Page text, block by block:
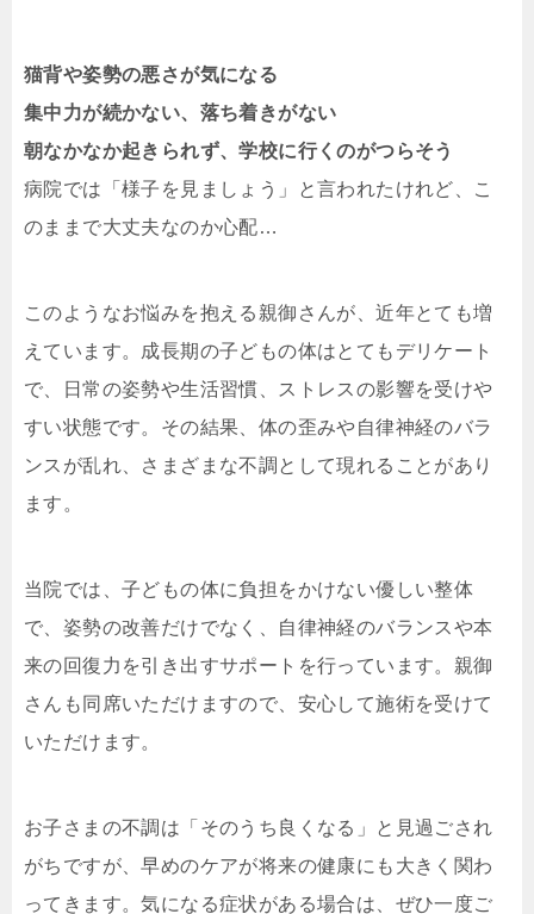
猫背や姿勢の悪さが気になる
集中力が続かない、落ち着きがない
朝なかなか起きられず、学校に行くのがつらそう
病院では「様子を見ましょう」と言われたけれど、こ
のままで大丈夫なのか心配…
このようなお悩みを抱える親御さんが、近年とても増
えています。成長期の子どもの体はとてもデリケート
で、日常の姿勢や生活習慣、ストレスの影響を受けや
すい状態です。その結果、体の歪みや自律神経のバラ
ンスが乱れ、さまざまな不調として現れることがあり
ます。
当院では、子どもの体に負担をかけない優しい整体
で、姿勢の改善だけでなく、自律神経のバランスや本
来の回復力を引き出すサポートを行っています。親御
さんも同席いただけますので、安心して施術を受けて
いただけます。
お子さまの不調は「そのうち良くなる」と見過ごされ
がちですが、早めのケアが将来の健康にも大きく関わ
ってきます。気になる症状がある場合は、ぜひ一度ご